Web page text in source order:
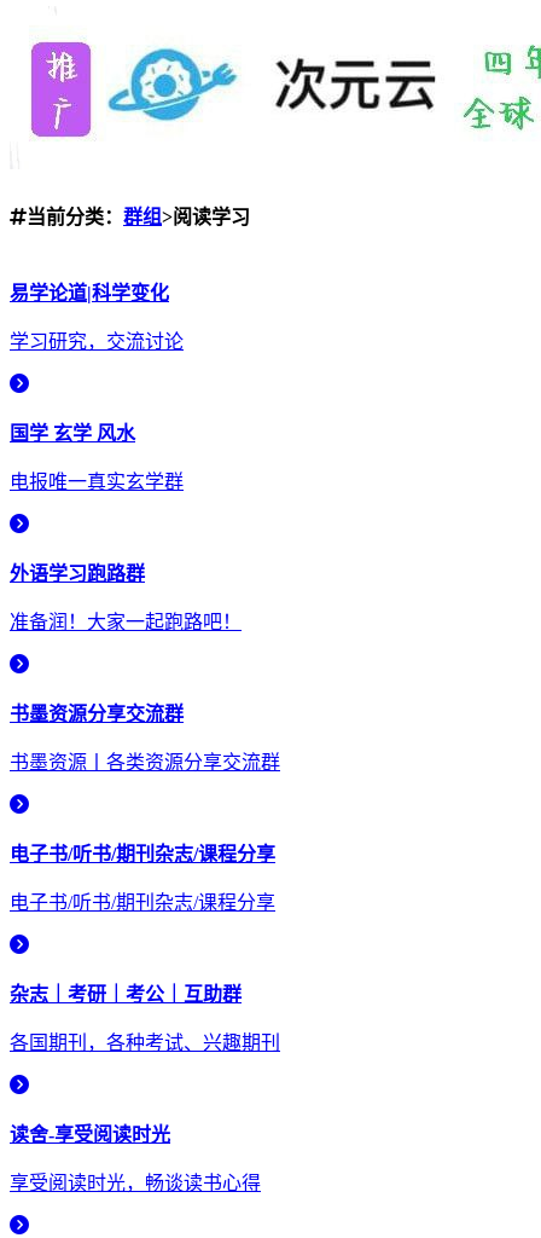
当前分类： 群组>阅读学习
易学论道|科学变化
学习研究，交流讨论
国学 玄学 风水
电报唯一真实玄学群
外语学习跑路群
准备润！大家一起跑路吧！
书墨资源分享交流群
书墨资源丨各类资源分享交流群
电子书/听书/期刊杂志/课程分享
电子书/听书/期刊杂志/课程分享
杂志｜考研｜考公｜互助群
各国期刊，各种考试、兴趣期刊
读舍-享受阅读时光
享受阅读时光，畅谈读书心得